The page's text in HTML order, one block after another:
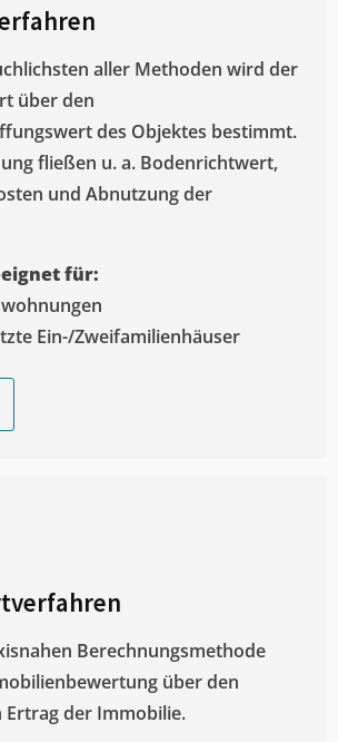
aller Methoden wird der
über den
des Objektes bestimmt.
fließen u. a. Bodenrichtwert,
und Abnutzung der
für:
Ein-/Zweifamilienhäuser
Berechnungsmethode
über den
der Immobilie.